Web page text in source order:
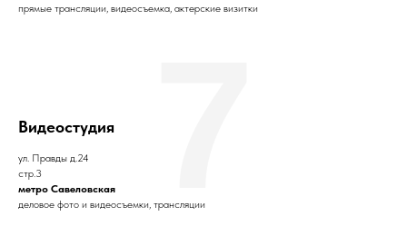
прямые трансляции, видеосъемка, актерские визитки
Видеостудия
ул. Правды д.24
стр.3
метро Савеловская
деловое фото и видеосъемки, трансляции